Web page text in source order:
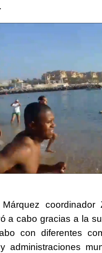
a cabo gracias a la
con diferentes
administraciones